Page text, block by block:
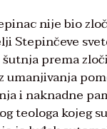
nije bio
Stepinčeve
šutnja prema
umanjivanja
i naknadne
teologa kojeg